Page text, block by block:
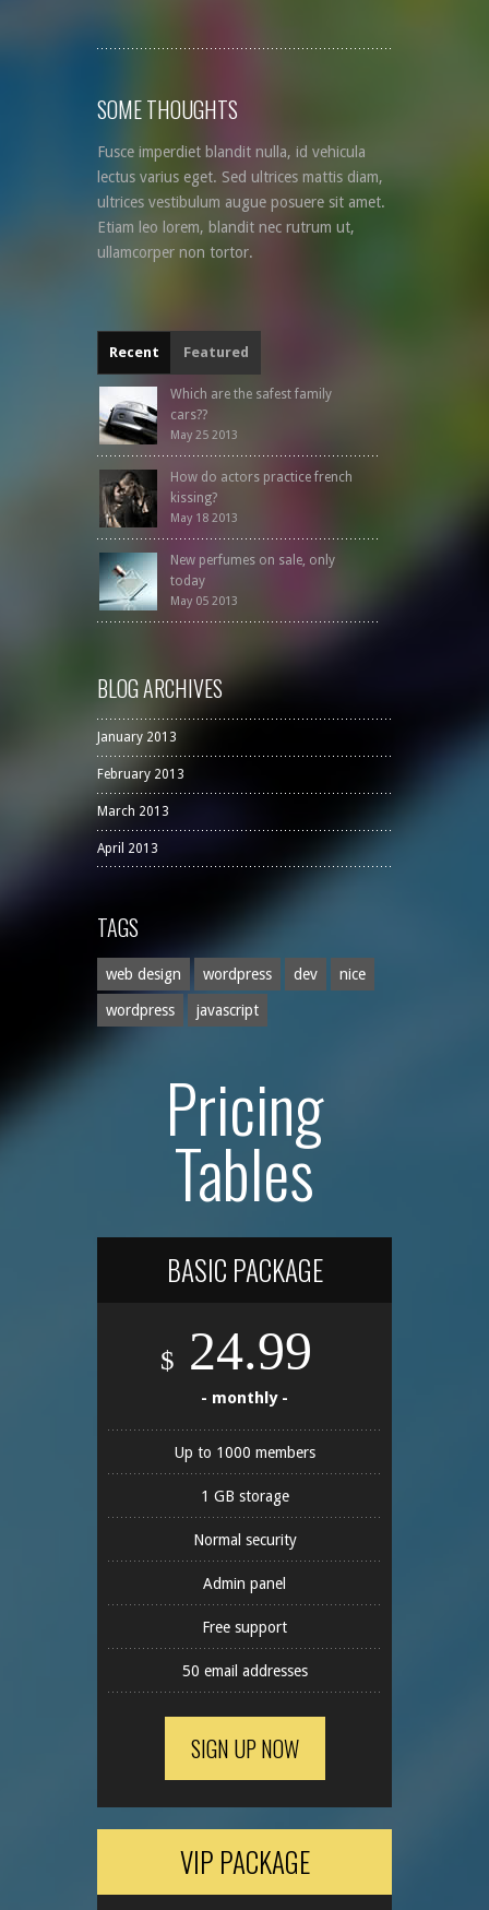
SOME THOUGHTS
Fusce imperdiet blandit nulla, id vehicula
lectus varius eget. Sed ultrices mattis diam,
ultrices vestibulum augue posuere sit amet.
Etiam leo lorem, blandit nec rutrum ut,
ullamcorper non tortor.
Recent Featured
Which are the safest family
cars??
May 25 2013
How do actors practice french
kissing?
May 18 2013
New perfumes on sale, only
today
May 05 2013
BLOG ARCHIVES
January 2013
February 2013
March 2013
April 2013
TAGS
web design wordpress dev nice
wordpress javascript
Pricing
Tables
BASIC PACKAGE
$ 24.99
- monthly -
Up to 1000 members
1 GB storage
Normal security
Admin panel
Free support
50 email addresses
SIGN UP NOW
VIP PACKAGE